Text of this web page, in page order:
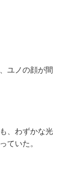
ユノの顔が間
、わずかな光
ていた。